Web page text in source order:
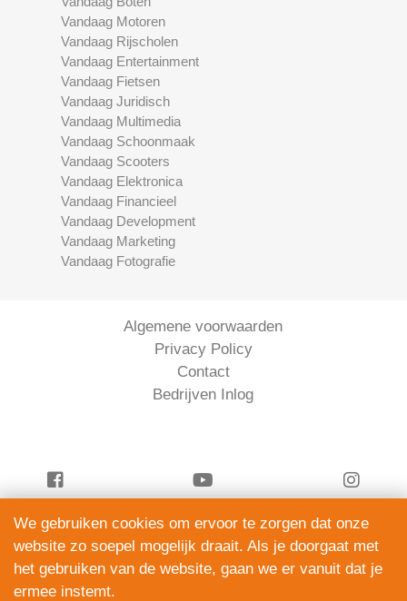
Vandaag Motoren
Vandaag Rijscholen
Vandaag Entertainment
Vandaag Fietsen
Vandaag Juridisch
Vandaag Multimedia
Vandaag Schoonmaak
Vandaag Scooters
Vandaag Elektronica
Vandaag Financieel
Vandaag Development
Vandaag Marketing
Vandaag Fotografie
Algemene voorwaarden
Privacy Policy
Contact
Bedrijven Inlog
Vandaag Juridisch is onderdeel van
ServiceRight B.V. | KVK 90914872
We gebruiken cookies om ervoor te zorgen dat onze
website zo soepel mogelijk draait. Als je doorgaat met
het gebruiken van de website, gaan we er vanuit dat je
ermee instemt.